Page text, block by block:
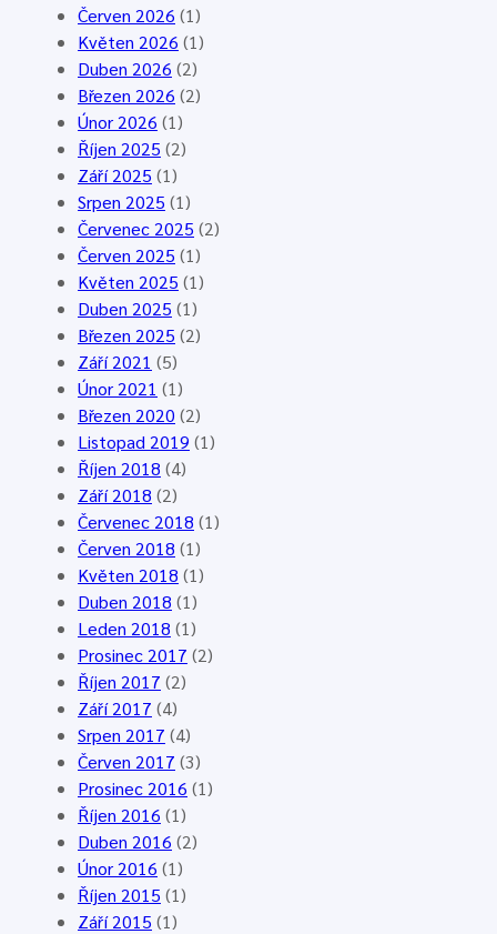
s
r
a
z
h
á
L
o
z
,
.
5
0
2
6
i
k
o
v
ý
s
r
a
z
1
8
.
4
.
2
0
2
6
,
E
g
g
e
n
d
o
r
f
Červen 2026 (1)
Květen 2026 (1)
Duben 2026 (2)
Březen 2026 (2)
Únor 2026 (1)
Říjen 2025 (2)
Září 2025 (1)
Srpen 2025 (1)
Červenec 2025 (2)
Červen 2025 (1)
Květen 2025 (1)
Duben 2025 (1)
Březen 2025 (2)
Září 2021 (5)
Únor 2021 (1)
Březen 2020 (2)
Listopad 2019 (1)
Říjen 2018 (4)
Září 2018 (2)
Červenec 2018 (1)
Červen 2018 (1)
Květen 2018 (1)
Duben 2018 (1)
Leden 2018 (1)
Prosinec 2017 (2)
Říjen 2017 (2)
Září 2017 (4)
Srpen 2017 (4)
Červen 2017 (3)
Prosinec 2016 (1)
Říjen 2016 (1)
Duben 2016 (2)
Únor 2016 (1)
Říjen 2015 (1)
Září 2015 (1)